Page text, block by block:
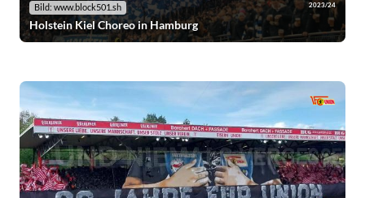
Bild: www.block501.sh 2023/24
Holstein Kiel Choreo in Hamburg